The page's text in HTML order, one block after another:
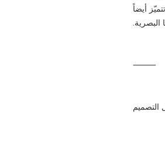
أيضاً
البصرية.
⸻
التصميم